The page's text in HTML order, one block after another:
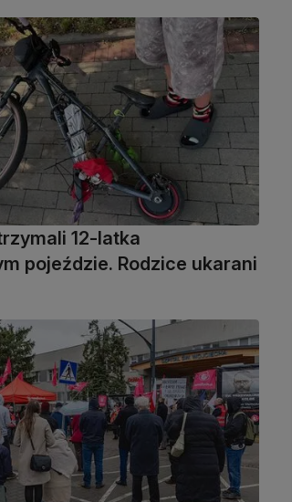
12-latka
pojeździe. Rodzice ukarani